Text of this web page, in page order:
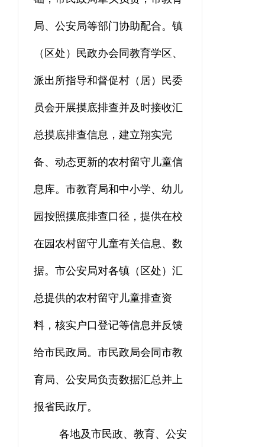
局、公安局等部门协助配合。镇
（区处）民政办会同教育学区、
派出所指导和督促村（居）民委
员会开展摸底排查并及时接收汇
总摸底排查信息，建立翔实完
备、动态更新的农村留守儿童信
息库。市教育局和中小学、幼儿
园按照摸底排查口径，提供在校
在园农村留守儿童有关信息、数
据。市公安局对各镇（区处）汇
总提供的农村留守儿童排查资
料，核实户口登记等信息并反馈
给市民政局。市民政局会同市教
育局、公安局负责数据汇总并上
报省民政厅。
各地及市民政、教育、公安